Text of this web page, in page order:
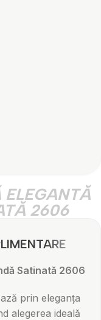
ELEGANTĂ
2606
Satinată 2606
prin eleganța
alegerea ideală